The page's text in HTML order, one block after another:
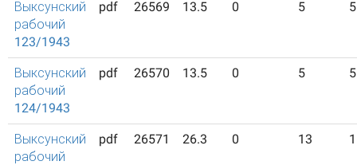
Выксунский
рабочий
123/1943
pdf 26569 13.5 0 5 5
Выксунский
рабочий
124/1943
pdf 26570 13.5 0 5 5
Выксунский
рабочий
pdf 26571 26.3 0 13